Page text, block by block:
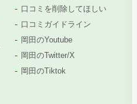
口コミを削除してほしい
口コミガイドライン
岡田のYoutube
岡田のTwitter/X
岡田のTiktok